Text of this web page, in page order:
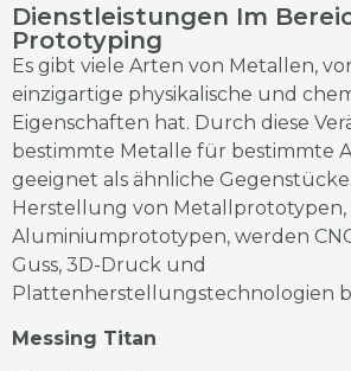
Dienstleistungen Im
Prototyping
Es gibt viele Arten von Metallen,
einzigartige physikalische und
Eigenschaften hat. Durch diese
bestimmte Metalle für bestimmte
geeignet als ähnliche
Herstellung von Metallprototypen,
Aluminiumprototypen, werden
Guss, 3D-Druck und
Plattenherstellungstechnologien
Messing Titan